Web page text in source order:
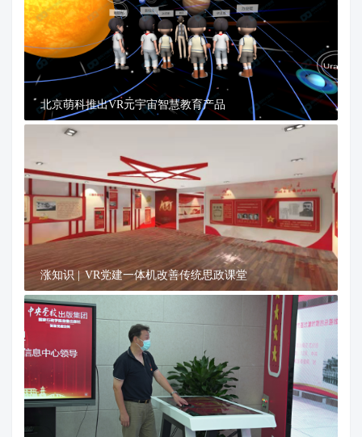
北京萌科推出VR元宇宙智慧教育产品
涨知识 | VR党建一体机改善传统思政课堂